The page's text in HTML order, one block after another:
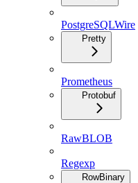
PostgreSQLWire
Pretty
Prometheus
Protobuf
RawBLOB
Regexp
RowBinary